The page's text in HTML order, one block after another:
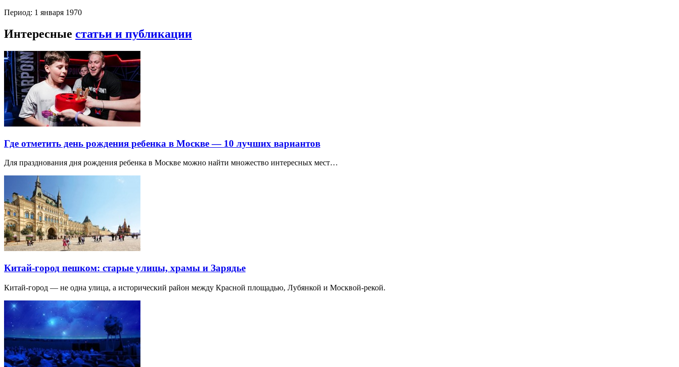
Период: 1 января 1970
Интересные статьи и публикации
Где отметить день рождения ребенка в Москве — 10 лучших вариантов
Для празднования дня рождения ребенка в Москве можно найти множество интересных мест…
Китай-город пешком: старые улицы, храмы и Зарядье
Китай-город — не одна улица, а исторический район между Красной площадью, Лубянкой и Москвой-рекой.